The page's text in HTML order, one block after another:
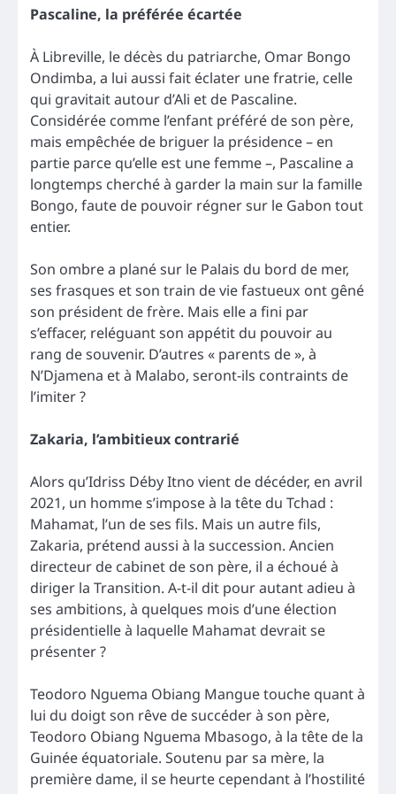
Pascaline, la préférée écartée
À Libreville, le décès du patriarche, Omar Bongo
Ondimba, a lui aussi fait éclater une fratrie, celle
qui gravitait autour d’Ali et de Pascaline.
Considérée comme l’enfant préféré de son père,
mais empêchée de briguer la présidence – en
partie parce qu’elle est une femme –, Pascaline a
longtemps cherché à garder la main sur la famille
Bongo, faute de pouvoir régner sur le Gabon tout
entier.
Son ombre a plané sur le Palais du bord de mer,
ses frasques et son train de vie fastueux ont gêné
son président de frère. Mais elle a fini par
s’effacer, reléguant son appétit du pouvoir au
rang de souvenir. D’autres « parents de », à
N’Djamena et à Malabo, seront-ils contraints de
l’imiter ?
Zakaria, l’ambitieux contrarié
Alors qu’Idriss Déby Itno vient de décéder, en avril
2021, un homme s’impose à la tête du Tchad :
Mahamat, l’un de ses fils. Mais un autre fils,
Zakaria, prétend aussi à la succession. Ancien
directeur de cabinet de son père, il a échoué à
diriger la Transition. A-t-il dit pour autant adieu à
ses ambitions, à quelques mois d’une élection
présidentielle à laquelle Mahamat devrait se
présenter ?
Teodoro Nguema Obiang Mangue touche quant à
lui du doigt son rêve de succéder à son père,
Teodoro Obiang Nguema Mbasogo, à la tête de la
Guinée équatoriale. Soutenu par sa mère, la
première dame, il se heurte cependant à l’hostilité